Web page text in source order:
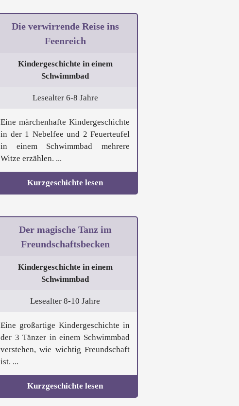
Die verwirrende Reise ins
Feenreich
Kindergeschichte in einem
Schwimmbad
Lesealter 6-8 Jahre
Eine märchenhafte Kindergeschichte
in der 1 Nebelfee und 2 Feuerteufel
in einem Schwimmbad mehrere
Witze erzählen. ...
Kurzgeschichte lesen
Der magische Tanz im
Freundschaftsbecken
Kindergeschichte in einem
Schwimmbad
Lesealter 8-10 Jahre
Eine großartige Kindergeschichte in
der 3 Tänzer in einem Schwimmbad
verstehen, wie wichtig Freundschaft
ist. ...
Kurzgeschichte lesen